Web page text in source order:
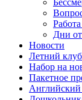
Дни
Новости
Летний
Набор на
Пакетное
Английский